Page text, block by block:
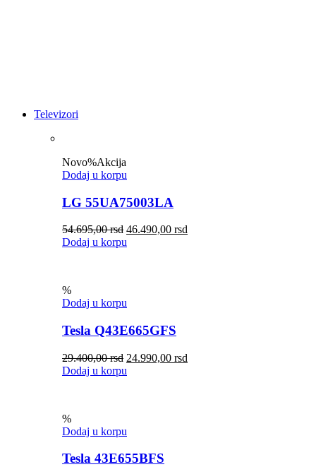
Televizori
Novo%Akcija
Dodaj u korpu
LG 55UA75003LA
54.695,00rsd 46.490,00 rsd
Dodaj u korpu
%
Dodaj u korpu
Tesla Q43E665GFS
29.400,00rsd 24.990,00 rsd
Dodaj u korpu
%
Dodaj u korpu
Tesla 43E655BFS